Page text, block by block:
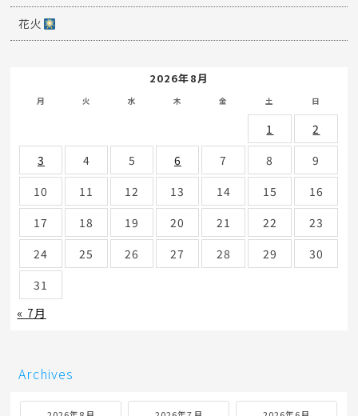
花火
2026年8月
月 火 水 木 金 土 日
1
2
3
4 5 6 7 8
9
10
11 12 13 14 15
16
17
18 19 20 21 22
23
24
25 26 27 28 29
30
31
« 7月
Archives